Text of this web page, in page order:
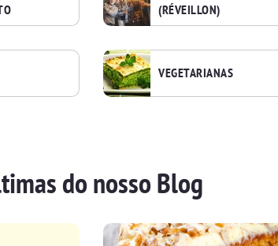
(RÉVEILLON)
VEGETARIANAS
do nosso Blog